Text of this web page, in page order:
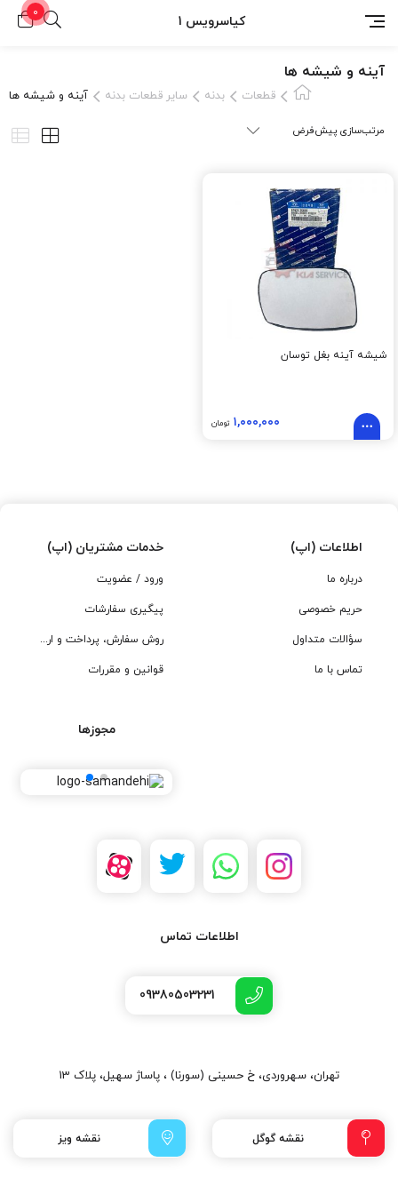
کیاسرویس 1
0
آینه و شیشه ها
قطعات بدنه سایر قطعات بدنه آینه و شیشه ها
شیشه آینه بغل توسان
۱,۰۰۰,۰۰۰ تومان
اطلاعات (اپ)
درباره ما
حریم خصوصی
سؤالات متداول
تماس با ما
خدمات مشتریان (اپ)
ورود / عضویت
پیگیری سفارشات
روش سفارش، پرداخت و ارسال
قوانین و مقررات
مجوزها
اطلاعات تماس
09380503231
تهران، سهروردی، خ حسینی (سورنا) ، پاساژ سهیل، پلاک 13
نقشه گوگل نقشه ویز